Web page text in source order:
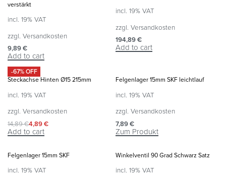
verstärkt
incl. 19% VAT
zzgl. Versandkosten
9,89€
Add to cart
incl. 19% VAT
zzgl. Versandkosten
194,89€
Add to cart
-67% OFF
Steckachse Hinten Ø15 215mm
incl. 19% VAT
zzgl. Versandkosten
14,89€4,89€
Add to cart
Felgenlager 15mm SKF leichtlauf
incl. 19% VAT
zzgl. Versandkosten
7,89€
Zum Produkt
Felgenlager 15mm SKF
incl. 19% VAT
Winkelventil 90 Grad Schwarz Satz
incl. 19% VAT